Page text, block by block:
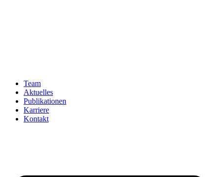
Team
Aktuelles
Publikationen
Karriere
Kontakt